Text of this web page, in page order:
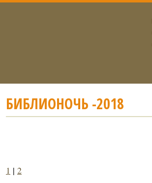
БИБЛИОНОЧЬ -2018
1 | 2